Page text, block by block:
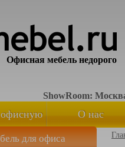
Офисная мебель недорого
ShowRoom:
О нас
для офиса